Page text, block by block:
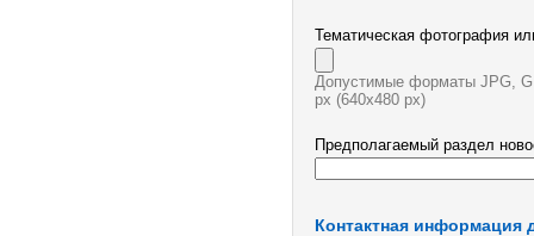
Тематическая фотография
Допустимые форматы JPG,
px (640х480 px)
Предполагаемый раздел
Контактная информация